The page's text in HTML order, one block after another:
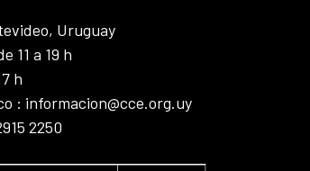
Uruguay
11 a 19 h
h
: informacion@cce.org.uy
2250